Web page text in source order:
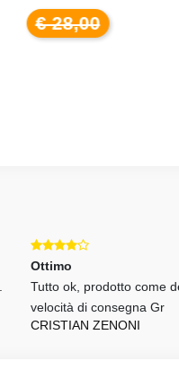
Ottimo
Tutto ok, prodotto come
velocità di consegna Gr
CRISTIAN ZENONI